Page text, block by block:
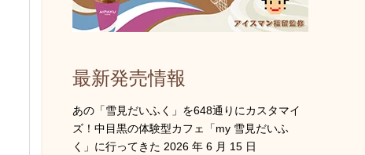
最新発売情報
あの「雪見だいふく」を648通りにカスタマイ
ズ！中目黒の体験型カフェ「my 雪見だいふ
く」に行ってきた 2026 年 6 月 15 日